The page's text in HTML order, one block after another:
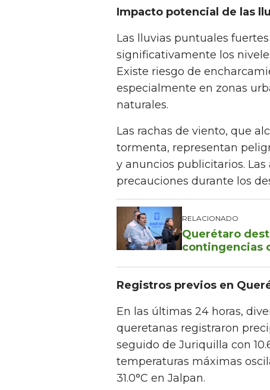
Impacto potencial de las
Las lluvias puntuales
significativamente los
Existe riesgo de
especialmente en zonas
naturales.
Las rachas de viento, que
tormenta, representan
y anuncios publicitarios.
precauciones durante los
RELACIONADO
Querétaro
contingencias
Registros previos en
En las últimas 24 horas,
queretanas registraron
seguido de Juriquilla con
temperaturas máximas
31.0°C en Jalpan.